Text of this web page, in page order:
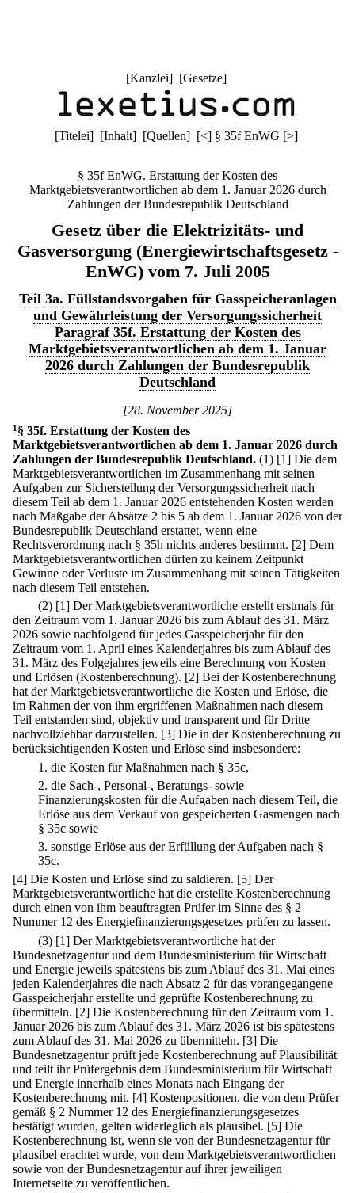
[Kanzlei] [Gesetze]
[Titelei] [Inhalt] [Quellen] [<] § 35f EnWG [>]
§ 35f EnWG. Erstattung der Kosten des
Marktgebietsverantwortlichen ab dem 1. Januar 2026 durch
Zahlungen der Bundesrepublik Deutschland
Gesetz über die Elektrizitäts- und
Gasversorgung (Energiewirtschaftsgesetz -
EnWG) vom 7. Juli 2005
Teil 3a. Füllstandsvorgaben für Gasspeicheranlagen
und Gewährleistung der Versorgungssicherheit
Paragraf 35f. Erstattung der Kosten des
Marktgebietsverantwortlichen ab dem 1. Januar
2026 durch Zahlungen der Bundesrepublik
Deutschland
[28. November 2025]
1 § 35f. Erstattung der Kosten des
Marktgebietsverantwortlichen ab dem 1. Januar 2026 durch
Zahlungen der Bundesrepublik Deutschland. (1) [1] Die dem
Marktgebietsverantwortlichen im Zusammenhang mit seinen
Aufgaben zur Sicherstellung der Versorgungssicherheit nach
diesem Teil ab dem 1. Januar 2026 entstehenden Kosten werden
nach Maßgabe der Absätze 2 bis 5 ab dem 1. Januar 2026 von der
Bundesrepublik Deutschland erstattet, wenn eine
Rechtsverordnung nach § 35h nichts anderes bestimmt. [2] Dem
Marktgebietsverantwortlichen dürfen zu keinem Zeitpunkt
Gewinne oder Verluste im Zusammenhang mit seinen Tätigkeiten
nach diesem Teil entstehen.
(2) [1] Der Marktgebietsverantwortliche erstellt erstmals für
den Zeitraum vom 1. Januar 2026 bis zum Ablauf des 31. März
2026 sowie nachfolgend für jedes Gasspeicherjahr für den
Zeitraum vom 1. April eines Kalenderjahres bis zum Ablauf des
31. März des Folgejahres jeweils eine Berechnung von Kosten
und Erlösen (Kostenberechnung). [2] Bei der Kostenberechnung
hat der Marktgebietsverantwortliche die Kosten und Erlöse, die
im Rahmen der von ihm ergriffenen Maßnahmen nach diesem
Teil entstanden sind, objektiv und transparent und für Dritte
nachvollziehbar darzustellen. [3] Die in der Kostenberechnung zu
berücksichtigenden Kosten und Erlöse sind insbesondere:
1. die Kosten für Maßnahmen nach § 35c,
2. die Sach-, Personal-, Beratungs- sowie
Finanzierungskosten für die Aufgaben nach diesem Teil, die
Erlöse aus dem Verkauf von gespeicherten Gasmengen nach
§ 35c sowie
3. sonstige Erlöse aus der Erfüllung der Aufgaben nach §
35c.
[4] Die Kosten und Erlöse sind zu saldieren. [5] Der
Marktgebietsverantwortliche hat die erstellte Kostenberechnung
durch einen von ihm beauftragten Prüfer im Sinne des § 2
Nummer 12 des Energiefinanzierungsgesetzes prüfen zu lassen.
(3) [1] Der Marktgebietsverantwortliche hat der
Bundesnetzagentur und dem Bundesministerium für Wirtschaft
und Energie jeweils spätestens bis zum Ablauf des 31. Mai eines
jeden Kalenderjahres die nach Absatz 2 für das vorangegangene
Gasspeicherjahr erstellte und geprüfte Kostenberechnung zu
übermitteln. [2] Die Kostenberechnung für den Zeitraum vom 1.
Januar 2026 bis zum Ablauf des 31. März 2026 ist bis spätestens
zum Ablauf des 31. Mai 2026 zu übermitteln. [3] Die
Bundesnetzagentur prüft jede Kostenberechnung auf Plausibilität
und teilt ihr Prüfergebnis dem Bundesministerium für Wirtschaft
und Energie innerhalb eines Monats nach Eingang der
Kostenberechnung mit. [4] Kostenpositionen, die von dem Prüfer
gemäß § 2 Nummer 12 des Energiefinanzierungsgesetzes
bestätigt wurden, gelten widerleglich als plausibel. [5] Die
Kostenberechnung ist, wenn sie von der Bundesnetzagentur für
plausibel erachtet wurde, von dem Marktgebietsverantwortlichen
sowie von der Bundesnetzagentur auf ihrer jeweiligen
Internetseite zu veröffentlichen.